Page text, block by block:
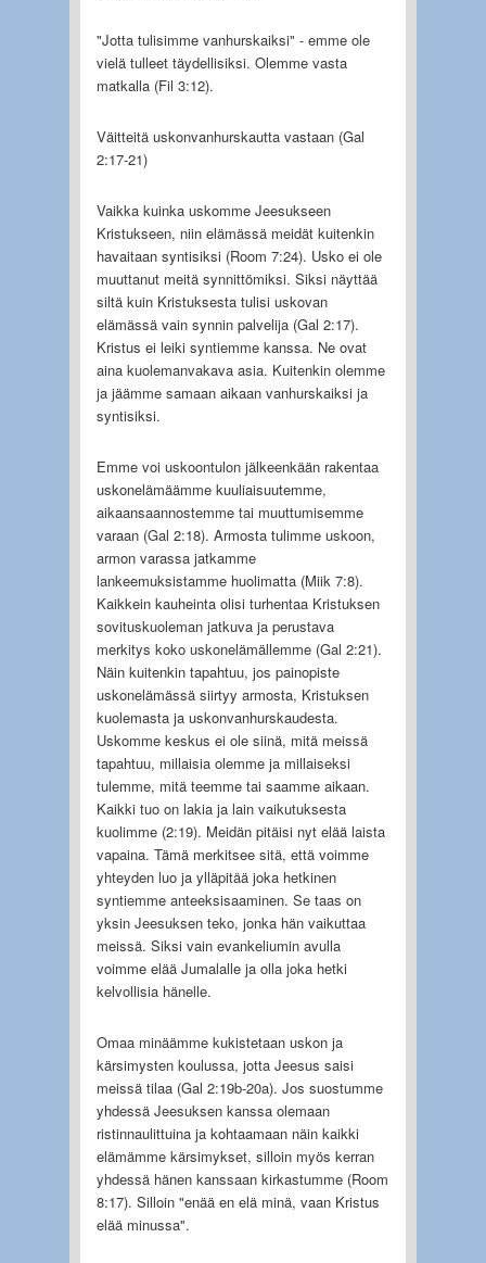
"Jotta tulisimme vanhurskaiksi" - emme ole
vielä tulleet täydellisiksi. Olemme vasta
matkalla (Fil 3:12).
Väitteitä uskonvanhurskautta vastaan (Gal
2:17-21)
Vaikka kuinka uskomme Jeesukseen
Kristukseen, niin elämässä meidät kuitenkin
havaitaan syntisiksi (Room 7:24). Usko ei ole
muuttanut meitä synnittömiksi. Siksi näyttää
siltä kuin Kristuksesta tulisi uskovan
elämässä vain synnin palvelija (Gal 2:17).
Kristus ei leiki syntiemme kanssa. Ne ovat
aina kuolemanvakava asia. Kuitenkin olemme
ja jäämme samaan aikaan vanhurskaiksi ja
syntisiksi.
Emme voi uskoontulon jälkeenkään rakentaa
uskonelämäämme kuuliaisuutemme,
aikaansaannostemme tai muuttumisemme
varaan (Gal 2:18). Armosta tulimme uskoon,
armon varassa jatkamme
lankeemuksistamme huolimatta (Miik 7:8).
Kaikkein kauheinta olisi turhentaa Kristuksen
sovituskuoleman jatkuva ja perustava
merkitys koko uskonelämällemme (Gal 2:21).
Näin kuitenkin tapahtuu, jos painopiste
uskonelämässä siirtyy armosta, Kristuksen
kuolemasta ja uskonvanhurskaudesta.
Uskomme keskus ei ole siinä, mitä meissä
tapahtuu, millaisia olemme ja millaiseksi
tulemme, mitä teemme tai saamme aikaan.
Kaikki tuo on lakia ja lain vaikutuksesta
kuolimme (2:19). Meidän pitäisi nyt elää laista
vapaina. Tämä merkitsee sitä, että voimme
yhteyden luo ja ylläpitää joka hetkinen
syntiemme anteeksisaaminen. Se taas on
yksin Jeesuksen teko, jonka hän vaikuttaa
meissä. Siksi vain evankeliumin avulla
voimme elää Jumalalle ja olla joka hetki
kelvollisia hänelle.
Omaa minäämme kukistetaan uskon ja
kärsimysten koulussa, jotta Jeesus saisi
meissä tilaa (Gal 2:19b-20a). Jos suostumme
yhdessä Jeesuksen kanssa olemaan
ristinnaulittuina ja kohtaamaan näin kaikki
elämämme kärsimykset, silloin myös kerran
yhdessä hänen kanssaan kirkastumme (Room
8:17). Silloin "enää en elä minä, vaan Kristus
elää minussa".